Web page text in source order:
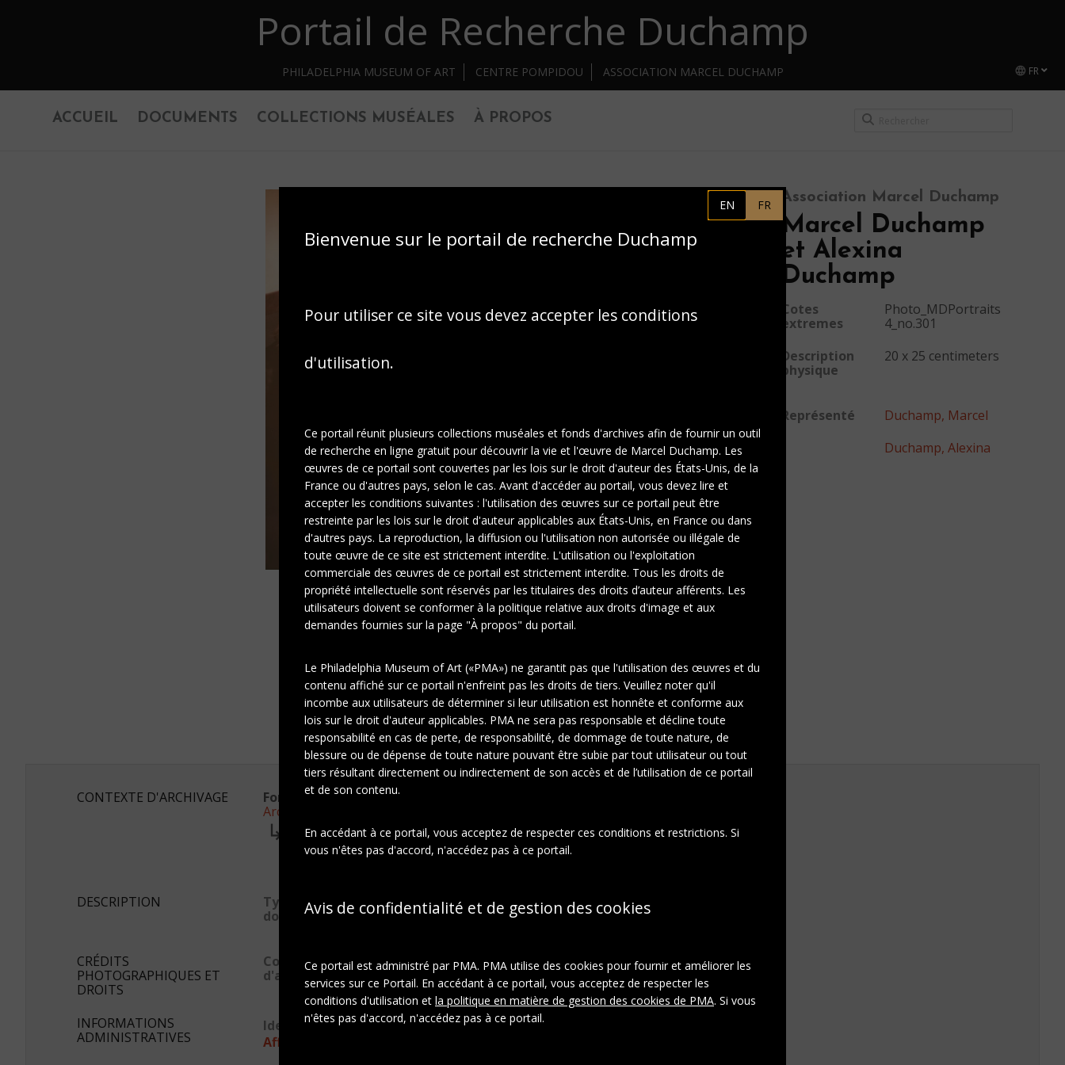
Portail de Recherche Duchamp
FR
PHILADELPHIA MUSEUM OF ART CENTRE POMPIDOU ASSOCIATION MARCEL DUCHAMP
ACCUEIL DOCUMENTS COLLECTIONS MUSÉALES À PROPOS
1
Association Marcel Duchamp
Marcel Duchamp
et Alexina
Duchamp
Cotes
extremes
Photo_MDPortraits
4_no.301
Description
physique
20 x 25 centimeters
Représenté
Duchamp, Marcel
Duchamp, Alexina
À propos de cet objet En relation
CONTEXTE D'ARCHIVAGE
Fonds ou collection:
Archives Marcel Duchamp
Série:
Photographies
Sous-série:
DESCRIPTION
Type de
document
Tirages photographiques
CRÉDITS
PHOTOGRAPHIQUES ET
DROITS
Conditions
d'accès
INFORMATIONS
ADMINISTRATIVES
Identifiant système:aspace_b300c69c7a3fe07265bafada0ffda88f
Afficher en JSON-LD
EN FR
Bienvenue sur le portail de recherche Duchamp
Pour utiliser ce site vous devez accepter les conditions
d'utilisation.
Ce portail réunit plusieurs collections muséales et fonds d'archives afin de fournir un outil
de recherche en ligne gratuit pour découvrir la vie et l'œuvre de Marcel Duchamp. Les
œuvres de ce portail sont couvertes par les lois sur le droit d'auteur des États-Unis, de la
France ou d'autres pays, selon le cas. Avant d'accéder au portail, vous devez lire et
accepter les conditions suivantes : l'utilisation des œuvres sur ce portail peut être
restreinte par les lois sur le droit d'auteur applicables aux États-Unis, en France ou dans
d'autres pays. La reproduction, la diffusion ou l'utilisation non autorisée ou illégale de
toute œuvre de ce site est strictement interdite. L'utilisation ou l'exploitation
commerciale des œuvres de ce portail est strictement interdite. Tous les droits de
propriété intellectuelle sont réservés par les titulaires des droits d’auteur afférents. Les
utilisateurs doivent se conformer à la politique relative aux droits d'image et aux
demandes fournies sur la page "À propos" du portail.
Le Philadelphia Museum of Art («PMA») ne garantit pas que l'utilisation des œuvres et du
contenu affiché sur ce portail n'enfreint pas les droits de tiers. Veuillez noter qu'il
incombe aux utilisateurs de déterminer si leur utilisation est honnête et conforme aux
lois sur le droit d'auteur applicables. PMA ne sera pas responsable et décline toute
responsabilité en cas de perte, de responsabilité, de dommage de toute nature, de
blessure ou de dépense de toute nature pouvant être subie par tout utilisateur ou tout
tiers résultant directement ou indirectement de son accès et de l’utilisation de ce portail
et de son contenu.
En accédant à ce portail, vous acceptez de respecter ces conditions et restrictions. Si
vous n'êtes pas d'accord, n'accédez pas à ce portail.
Avis de confidentialité et de gestion des cookies
Ce portail est administré par PMA. PMA utilise des cookies pour fournir et améliorer les
services sur ce Portail. En accédant à ce portail, vous acceptez de respecter les
conditions d'utilisation et la politique en matière de gestion des cookies de PMA. Si vous
n'êtes pas d'accord, n'accédez pas à ce portail.